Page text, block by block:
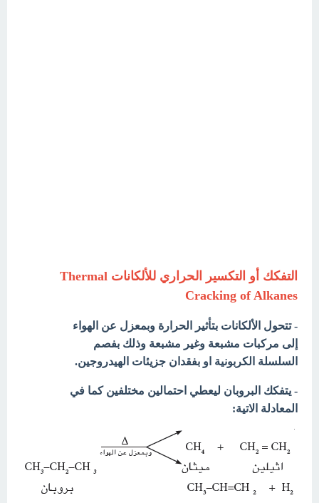
التفكك أو التكسير الحراري للألكانات Thermal
Cracking of Alkanes
- تتحول الألكانات بتأثير الحرارة وبمعزل عن الهواء
إلى مركبات مشبعة وغير مشبعة وذلك بفصم
السلسلة الكربونية او بفقدان جزيئات الهيدروجين.
- يتفكك البروبان ليعطي احتمالين مختلفين كما في
المعادلة الاتية: